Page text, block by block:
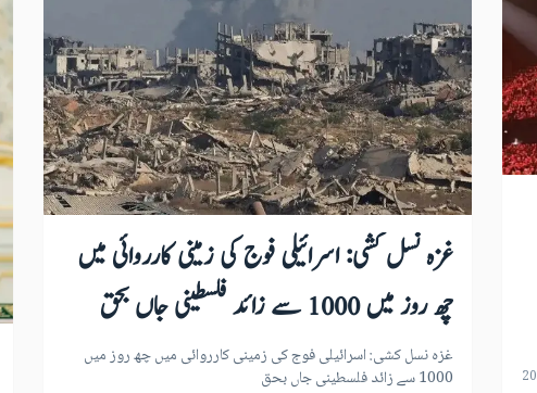
غزہ نسل کشی: اسرائیلی فوج کی زمینی کارروائی میں
چھ روز میں 1000 سے زائد فلسطینی جاں بحق
غزہ نسل کشی: اسرائیلی فوج کی زمینی کارروائی میں چھ روز میں
1000 سے زائد فلسطینی جاں بحق